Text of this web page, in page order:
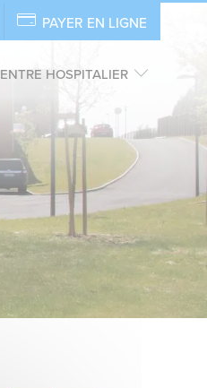
PAYER EN LIGNE
HOSPITALIER